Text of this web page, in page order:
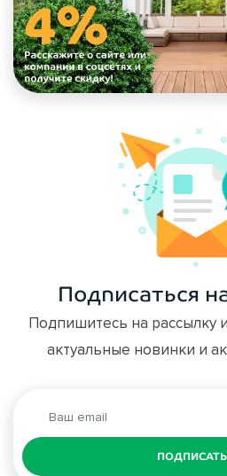
Подписаться
Подпишитесь на рассылку
актуальные новинки и